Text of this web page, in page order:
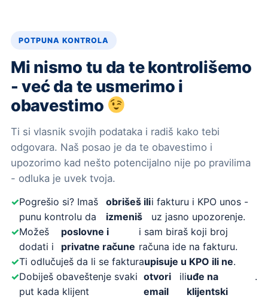
POTPUNA KONTROLA
Mi nismo tu da te kontrolišemo
- već da te usmerimo i
obavestimo
Ti si vlasnik svojih podataka i radiš kako tebi
odgovara. Naš posao je da te obavestimo i
upozorimo kad nešto potencijalno nije po pravilima
- odluka je uvek tvoja.
Pogrešio si? Imaš
punu kontrolu da
obrišeš ili
izmeniš
i fakturu i KPO unos -
uz jasno upozorenje.
Možeš
dodati i
poslovne i
privatne račune
i sam biraš koji broj
računa ide na fakturu.
Ti odlučuješ da li se fakturaupisuje u KPO ili ne.
Dobiješ obaveštenje svaki
put kada klijent
otvori
email
iliuđe na
klijentski
.